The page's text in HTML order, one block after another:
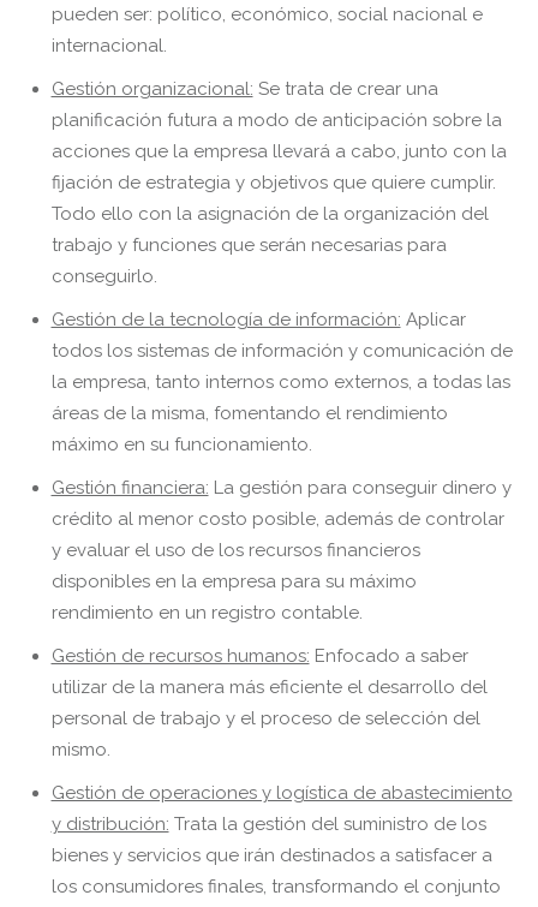
pueden ser: político, económico, social nacional e
internacional.
Gestión organizacional: Se trata de crear una
planificación futura a modo de anticipación sobre la
acciones que la empresa llevará a cabo, junto con la
fijación de estrategia y objetivos que quiere cumplir.
Todo ello con la asignación de la organización del
trabajo y funciones que serán necesarias para
conseguirlo.
Gestión de la tecnología de información: Aplicar
todos los sistemas de información y comunicación de
la empresa, tanto internos como externos, a todas las
áreas de la misma, fomentando el rendimiento
máximo en su funcionamiento.
Gestión financiera: La gestión para conseguir dinero y
crédito al menor costo posible, además de controlar
y evaluar el uso de los recursos financieros
disponibles en la empresa para su máximo
rendimiento en un registro contable.
Gestión de recursos humanos: Enfocado a saber
utilizar de la manera más eficiente el desarrollo del
personal de trabajo y el proceso de selección del
mismo.
Gestión de operaciones y logística de abastecimiento
y distribución: Trata la gestión del suministro de los
bienes y servicios que irán destinados a satisfacer a
los consumidores finales, transformando el conjunto